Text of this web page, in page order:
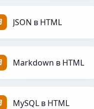
JSON в HTML
Markdown в HTML
MySQL в HTML